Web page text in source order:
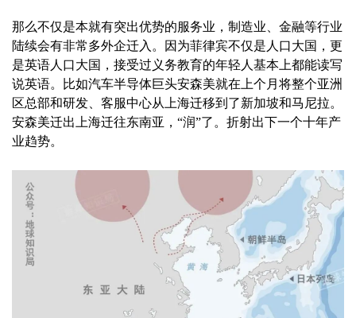
那么不仅是本就有突出优势的服务业，制造业、金融等行业
陆续会有非常多外企迁入。因为菲律宾不仅是人口大国，更
是英语人口大国，接受过义务教育的年轻人基本上都能读写
说英语。比如汽车半导体巨头安森美就在上个月将整个亚洲
区总部和研发、客服中心从上海迁移到了新加坡和马尼拉。
安森美迁出上海迁往东南亚，“润”了。折射出下一个十年产
业趋势。